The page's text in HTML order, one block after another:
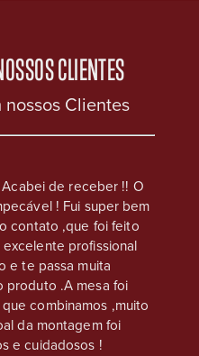
CLIENTES
Clientes
de receber !! O
! Fui super bem
contato ,que foi feito
profissional
e te passa muita
produto .A mesa foi
combinamos ,muito
da montagem foi
e cuidadosos !